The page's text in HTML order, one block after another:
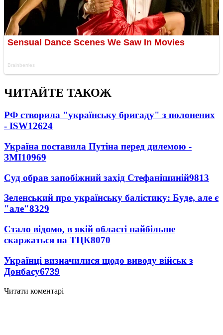
ЧИТАЙТЕ ТАКОЖ
РФ створила "українську бригаду" з полонених
- ISW12624
Україна поставила Путіна перед дилемою -
ЗМІ10969
Суд обрав запобіжний захід Стефанішиній9813
Зеленський про українську балістику: Буде, але є
"але"8329
Стало відомо, в якій області найбільше
скаржаться на ТЦК8070
Українці визначилися щодо виводу військ з
Донбасу6739
Читати коментарі